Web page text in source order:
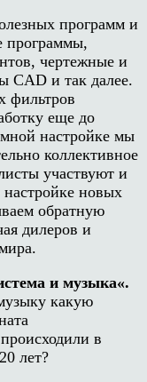
программ и
программы,
чертежные и
CAD и так далее.
фильтров
еще до
настройке мы
коллективное
участвуют и
новых
обратную
дилеров и
и музыка«.
какую
в
лет?